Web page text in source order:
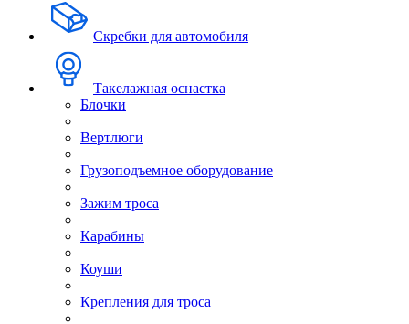
Скребки для автомобиля
Такелажная оснастка
Блочки
Вертлюги
Грузоподъемное оборудование
Зажим троса
Карабины
Коуши
Крепления для троса